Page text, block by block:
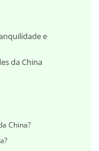
e
da China
China?